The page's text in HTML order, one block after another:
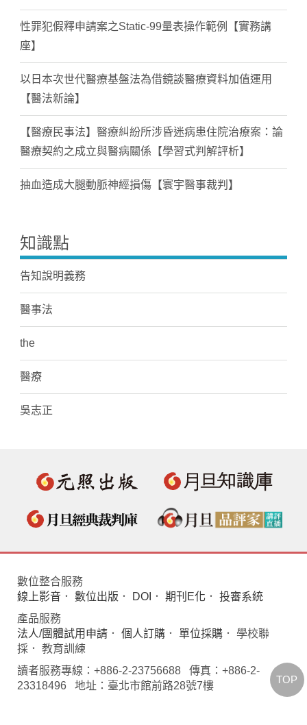
性罪犯假釋申請案之Static-99量表操作範例【實務講
座】
以日本次世代醫療基盤法為借鏡談醫療資料加值運用
【醫法新論】
【醫療民事法】醫療糾紛所涉昏迷病患住院治療案：論
醫療契約之成立與醫病關係【學習式判解評析】
抽血造成大腿動脈神經損傷【寰宇醫事裁判】
知識點
告知說明義務
醫事法
the
醫療
吳志正
數位整合服務
線上影音 ． 數位出版 ． DOI ． 期刊E化 ． 投審系統
產品服務
法人/團體試用申請 ． 個人訂購 ． 單位採購 ． 學校聯
採． 教育訓練
讀者服務專線：+886-2-23756688 傳真：+886-2-
23318496 地址：臺北市館前路28號7樓
TOP